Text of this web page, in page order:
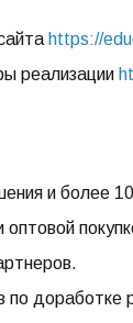
https://
реализации
и более
по доработке